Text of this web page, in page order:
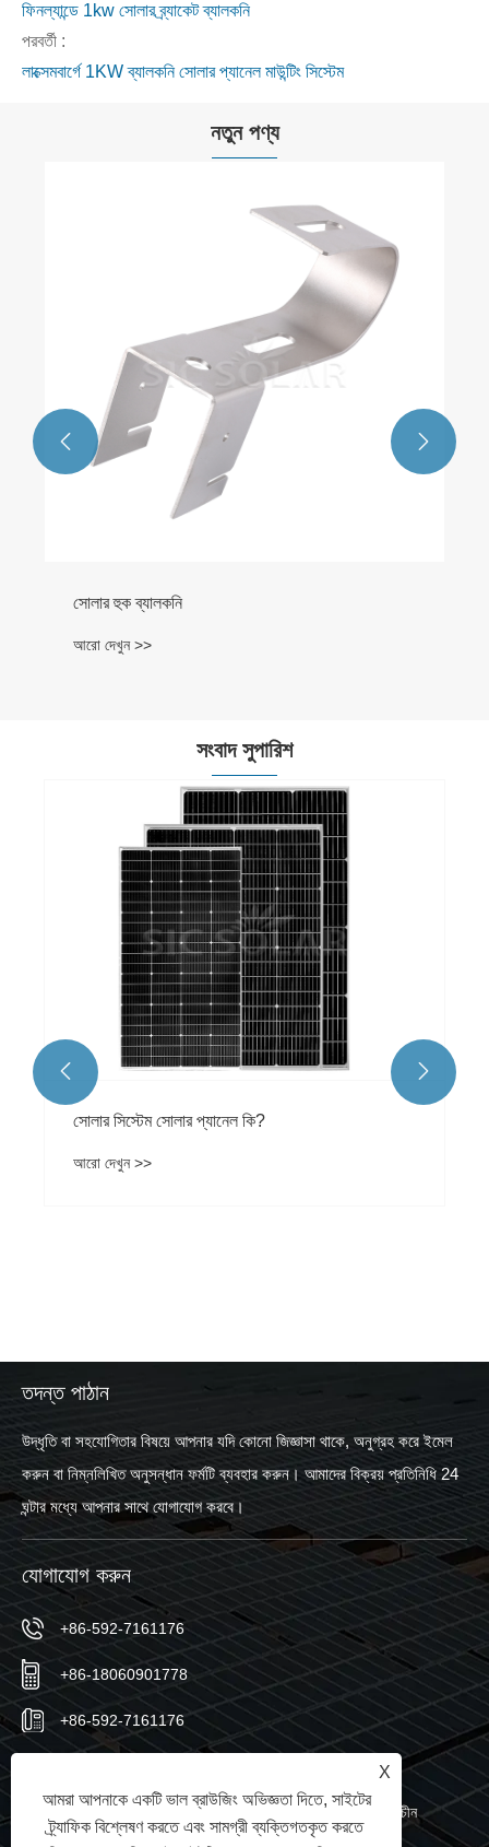
ফিনল্যান্ডে 1kw সোলার ব্র্যাকেট ব্যালকনি
পরবর্তী :
লাক্সেমবার্গে 1KW ব্যালকনি সোলার প্যানেল মাউন্টিং সিস্টেম
নতুন পণ্য
সোলার হুক ব্যালকনি
আরো দেখুন >>
 
সংবাদ সুপারিশ
সোলার সিস্টেম সোলার প্যানেল কি?
আরো দেখুন >>
 
তদন্ত পাঠান
উদ্ধৃতি বা সহযোগিতার বিষয়ে আপনার যদি কোনো জিজ্ঞাসা থাকে, অনুগ্রহ করে ইমেল
করুন বা নিম্নলিখিত অনুসন্ধান ফর্মটি ব্যবহার করুন। আমাদের বিক্রয় প্রতিনিধি 24
ঘন্টার মধ্যে আপনার সাথে যোগাযোগ করবে।
যোগাযোগ করুন
+86-592-7161176
+86-18060901778
+86-592-7161176
নং 766 কিশান নর্থ রোড, হুলি জেলা, জিয়ামেন সিটি, ফুজিয়ান প্রদেশ, চীন
X
আমরা আপনাকে একটি ভাল ব্রাউজিং অভিজ্ঞতা দিতে, সাইটের
ট্র্যাফিক বিশ্লেষণ করতে এবং সামগ্রী ব্যক্তিগতকৃত করতে